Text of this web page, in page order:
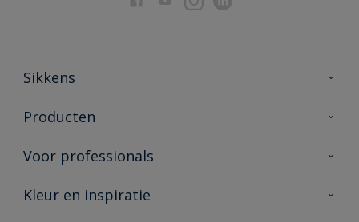
Sikkens
Over Sikkens
Duurzaamheid
Producten
Producten voor binnen
Vind je verkooppunt
Voor professionals
Advies & service
Kleur en inspiratie